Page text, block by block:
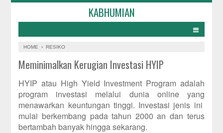
KABHUMIAN
HOME ›RESIKO
Meminimalkan Kerugian Investasi HYIP
HYIP atau High Yield Investment Program adalah
program investasi melalui dunia online yang
menawarkan keuntungan tinggi. Investasi jenis ini
mulai berkembang pada tahun 2000 an dan terus
bertambah banyak hingga sekarang.